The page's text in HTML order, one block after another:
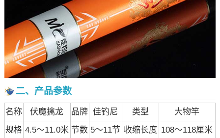
二、产品参数
名称 伏魔擒龙 品牌 佳钓尼 类型
大物竿
规格 4.5～11.0米 节数 5～11节 收缩长度 108～118厘米